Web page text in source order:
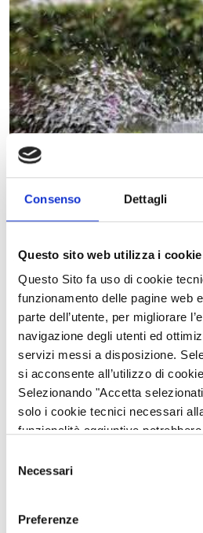
Consenso Dettagli
Questo sito web utilizza i cookie
Questo Sito fa uso di cookie
funzionamento delle pagine web
parte dell’utente, per migliorare
navigazione degli utenti ed
servizi messi a disposizione.
si acconsente all’utilizzo di
Selezionando "Accetta
solo i cookie tecnici necessari
funzionalità aggiuntive
delNecessari
Preferenze
Appuntamento martedì 12 luglio
titolo "Verso una gestione
espansione superficiale",
automatizzata dell'irrigazione in
L'incontro è programmato presso la
dell'Università di Milano di via
Seguirà la visita tecnica presso la
via Giuseppe Ripamonti 428 di
convegno, saranno aperte le porte
progetto illustreranno il
adottate per il monitoraggio e la
dei dispositivi durante la gestione